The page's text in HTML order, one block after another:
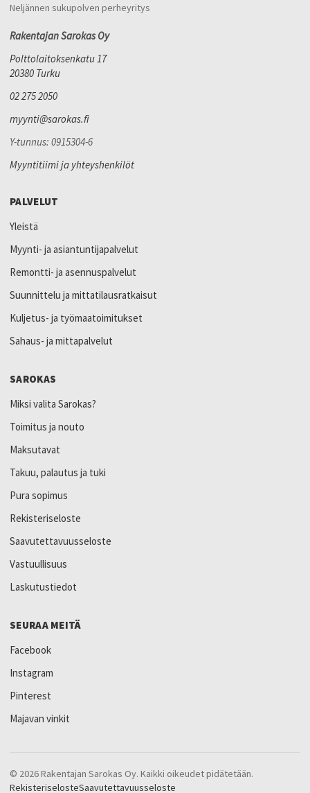
Neljännen sukupolven perheyritys
Rakentajan Sarokas Oy
Polttolaitoksenkatu 17
20380 Turku
02 275 2050
myynti@sarokas.fi
Y-tunnus: 0915304-6
Myyntitiimi ja yhteyshenkilöt
PALVELUT
Yleistä
Myynti- ja asiantuntijapalvelut
Remontti- ja asennuspalvelut
Suunnittelu ja mittatilausratkaisut
Kuljetus- ja työmaatoimitukset
Sahaus- ja mittapalvelut
SAROKAS
Miksi valita Sarokas?
Toimitus ja nouto
Maksutavat
Takuu, palautus ja tuki
Pura sopimus
Rekisteriseloste
Saavutettavuusseloste
Vastuullisuus
Laskutustiedot
SEURAA MEITÄ
Facebook
Instagram
Pinterest
Majavan vinkit
© 2026 Rakentajan Sarokas Oy. Kaikki oikeudet pidätetään.
RekisteriselosteSaavutettavuusseloste